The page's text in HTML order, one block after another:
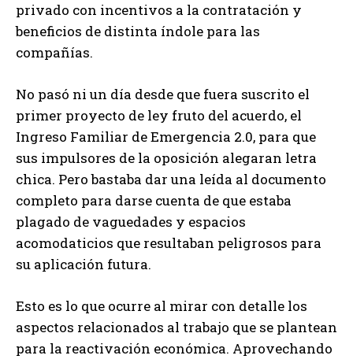
privado con incentivos a la contratación y
beneficios de distinta índole para las
compañías.
No pasó ni un día desde que fuera suscrito el
primer proyecto de ley fruto del acuerdo, el
Ingreso Familiar de Emergencia 2.0, para que
sus impulsores de la oposición alegaran letra
chica. Pero bastaba dar una leída al documento
completo para darse cuenta de que estaba
plagado de vaguedades y espacios
acomodaticios que resultaban peligrosos para
su aplicación futura.
Esto es lo que ocurre al mirar con detalle los
aspectos relacionados al trabajo que se plantean
para la reactivación económica. Aprovechando